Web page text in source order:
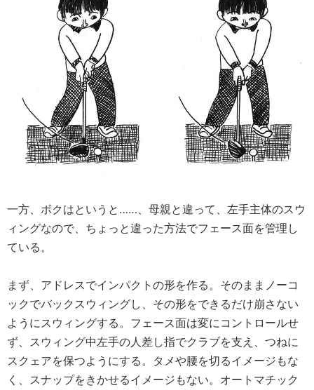
一方、ボクはというと……、母親と違って、左手主体のスウ
ィングなので、ちょっと違った方法でフェース面を管理し
ている。
まず、アドレスでインパクトの形を作る。そのままノーコ
ックでバックスウィングし、その形をできるだけ崩さない
ようにスウィングする。フェース面は変にコントロールせ
ず、スウィング中左手の人差し指でクラブを支え、つねに
スクェアを保つようにする。タメや腰を切るイメージもな
く、スナップをきかせるイメージもない。オートマチック